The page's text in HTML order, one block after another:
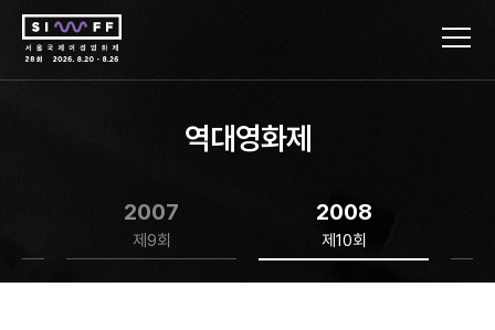
역대영화제
2007
제9회
2008
제10회